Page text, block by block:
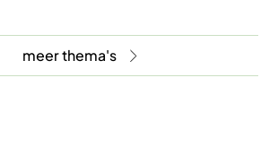
meer thema's